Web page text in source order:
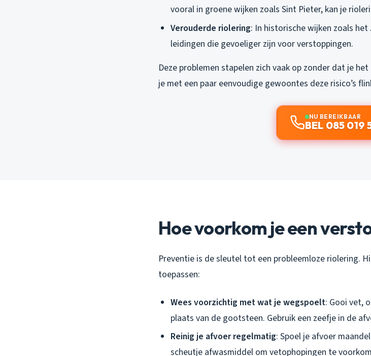
vooral in groene wijken zoals Sint Pieter, kan je
Verouderde riolering: In historische wijken zoals
leidingen die gevoeliger zijn voor verstoppingen.
Deze problemen stapelen zich vaak op zonder dat je
je met een paar eenvoudige gewoontes deze risico’s
NU BEREIKBAAR
BEL 085 019
Hoe voorkom je een
Preventie is de sleutel tot een probleemloze riolering.
toepassen:
Wees voorzichtig met wat je wegspoelt: Gooi vet,
plaats van de gootsteen. Gebruik een zeefje in de
Reinig je afvoer regelmatig: Spoel je afvoer
scheutje afwasmiddel om vetophopingen te